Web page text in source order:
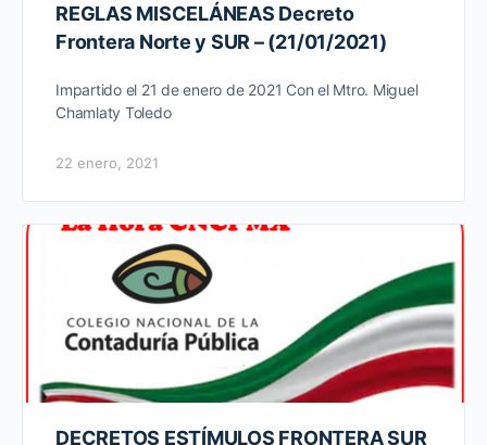
REGLAS MISCELÁNEAS Decreto
Frontera Norte y SUR – (21/01/2021)
Impartido el 21 de enero de 2021 Con el Mtro. Miguel
Chamlaty Toledo
22 enero, 2021
DECRETOS ESTÍMULOS FRONTERA SUR